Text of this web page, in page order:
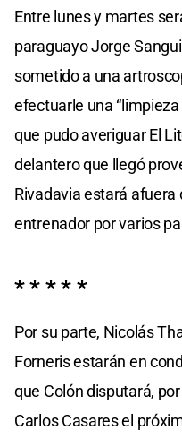
Entre lunes y martes
paraguayo Jorge
sometido a una
efectuarle una
que pudo averiguar El
delantero que llegó
Rivadavia estará afuera
entrenador por varios
* * * * *
Por su parte, Nicolás
Forneris estarán en
que Colón disputará,
Carlos Casares el